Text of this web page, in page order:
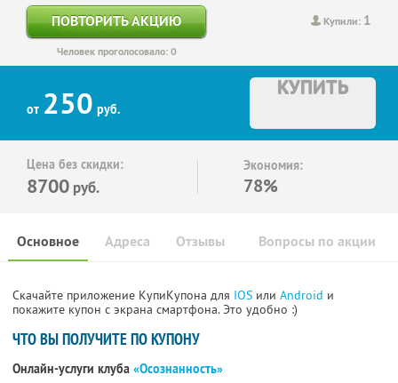
Купили: 1
ПОВТОРИТЬ АКЦИЮ
Человек проголосовало: 0
от 250 руб.
КУПИТЬ
Цена без скидки:
8700 руб.
Экономия:
78%
Основное Отзывы Вопросы по акции
Адреса
Скачайте приложение КупиКупона для IOS или Android и
покажите купон с экрана смартфона. Это удобно :)
ЧТО ВЫ ПОЛУЧИТЕ ПО КУПОНУ
Онлайн-услуги клуба «Осознанность»